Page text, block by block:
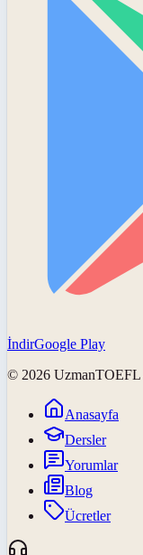
İndirGoogle Play
© 2026 UzmanTOEFL
Anasayfa
Dersler
Yorumlar
Blog
Ücretler